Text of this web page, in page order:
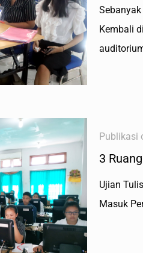
Kembali
Publikasi
3
Ujian
Masuk